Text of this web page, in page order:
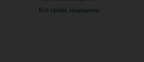
Все права защищены